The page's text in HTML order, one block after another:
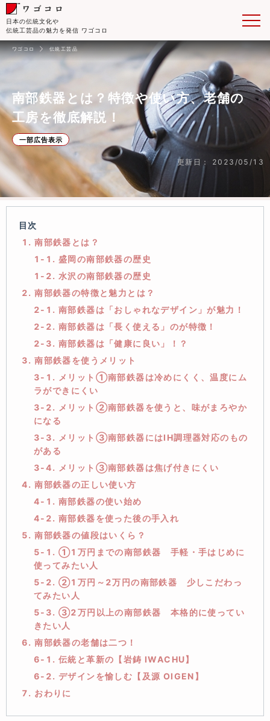
日本の伝統文化や
伝統工芸品の魅力を発信 ワゴコロ
ワゴコロ 伝統工芸品
南部鉄器とは？特徴や使い方、老舗の
工房を徹底解説！
一部広告表示
更新日： 2023/05/13
目次
1. 南部鉄器とは？
1-1. 盛岡の南部鉄器の歴史
1-2. 水沢の南部鉄器の歴史
2. 南部鉄器の特徴と魅力とは？
2-1. 南部鉄器は「おしゃれなデザイン」が魅力！
2-2. 南部鉄器は「長く使える」のが特徴！
2-3. 南部鉄器は「健康に良い」！？
3. 南部鉄器を使うメリット
3-1. メリット①南部鉄器は冷めにくく、温度にム
ラができにくい
3-2. メリット②南部鉄器を使うと、味がまろやか
になる
3-3. メリット③南部鉄器にはIH調理器対応のもの
がある
3-4. メリット③南部鉄器は焦げ付きにくい
4. 南部鉄器の正しい使い方
4-1. 南部鉄器の使い始め
4-2. 南部鉄器を使った後の手入れ
5. 南部鉄器の値段はいくら？
5-1. ①1万円までの南部鉄器 手軽・手はじめに
使ってみたい人
5-2. ②1万円～2万円の南部鉄器 少しこだわっ
てみたい人
5-3. ③2万円以上の南部鉄器 本格的に使ってい
きたい人
6. 南部鉄器の老舗は二つ！
6-1. 伝統と革新の【岩鋳 IWACHU】
6-2. デザインを愉しむ【及源 OIGEN】
7. おわりに